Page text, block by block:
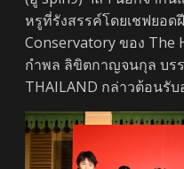
หรูที่รังสรรค์โดยเชฟยอ
Conservatory ของ
กำพล ลิขิตกาญจนกุล บร
THAILAND กล่าวต้อนรั